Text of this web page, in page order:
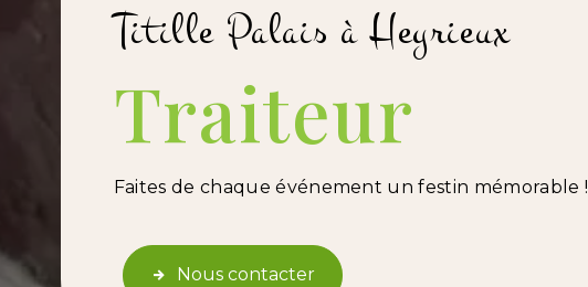
Titille Palais à Heyrieux
Traiteur
Faites de chaque événement un festin mémorable !
Nous contacter